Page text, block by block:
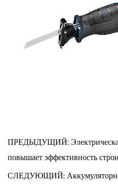
ПРЕДЫДУЩИЙ: Электрическая
повышает эффективность
СЛЕДУЮЩИЙ: Аккумуляторная